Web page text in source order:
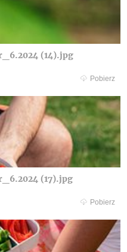
(14).jpg
Pobierz
(17).jpg
Pobierz